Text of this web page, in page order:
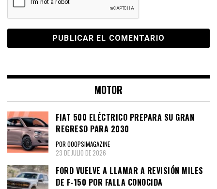
MOTOR
FIAT 500 ELÉCTRICO PREPARA SU GRAN
REGRESO PARA 2030
POR OOOPS!MAGAZINE
23 DE JULIO DE 2026
FORD VUELVE A LLAMAR A REVISIÓN MILES
DE F-150 POR FALLA CONOCIDA